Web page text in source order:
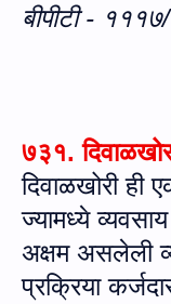
बीपीटी -
७३१.
दिवाळखोरी ही
ज्यामध्ये
अक्षम असलेली
प्रक्रिया